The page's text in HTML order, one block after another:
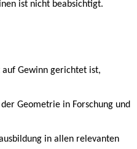
ist nicht beabsichtigt.
auf Gewinn gerichtet ist,
Geometrie in Forschung und
in allen relevanten